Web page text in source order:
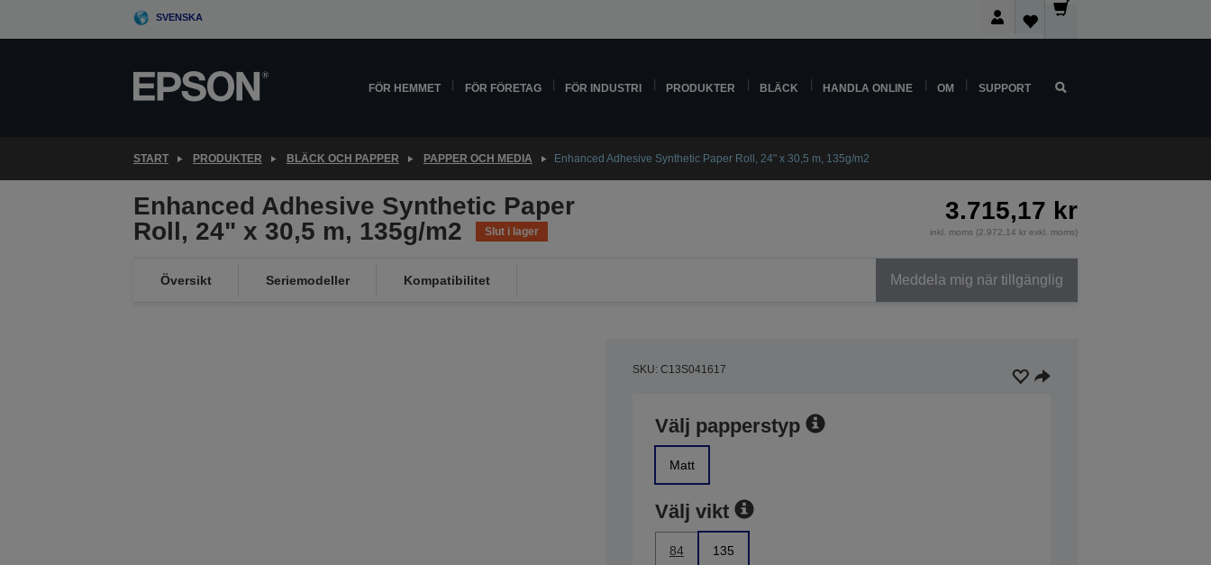
SVENSKA
FÖR HEMMET FÖR FÖRETAG FÖR INDUSTRI PRODUKTER BLÄCK HANDLA ONLINE OM SUPPORT
START PRODUKTER BLÄCK OCH PAPPER PAPPER OCH MEDIA Enhanced Adhesive Synthetic Paper Roll, 24" x 30,5 m, 135g/m2
Enhanced Adhesive Synthetic Paper
Roll, 24" x 30,5 m, 135g/m2
Slut i lager
3.715,17 kr
inkl. moms (2.972,14 kr exkl. moms)
Översikt Seriemodeller Kompatibilitet Meddela mig när tillgänglig
SKU: C13S041617
Välj papperstyp
Matt
Välj vikt
84 135